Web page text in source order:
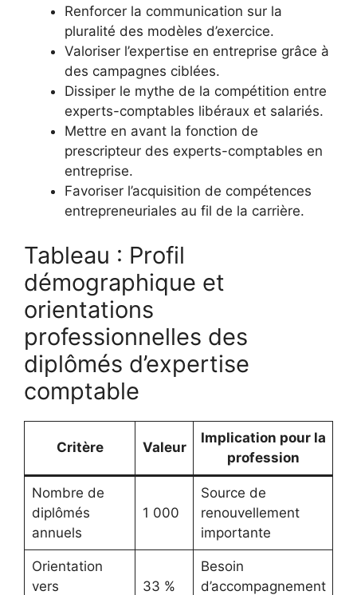
Renforcer la communication sur la
pluralité des modèles d’exercice.
Valoriser l’expertise en entreprise grâce à
des campagnes ciblées.
Dissiper le mythe de la compétition entre
experts-comptables libéraux et salariés.
Mettre en avant la fonction de
prescripteur des experts-comptables en
entreprise.
Favoriser l’acquisition de compétences
entrepreneuriales au fil de la carrière.
Tableau : Profil
démographique et
orientations
professionnelles des
diplômés d’expertise
comptable
Critère Valeur
Implication pour la
profession
Nombre de
diplômés
annuels
1 000
Source de
renouvellement
importante
Orientation
vers
33 %
Besoin
d’accompagnement